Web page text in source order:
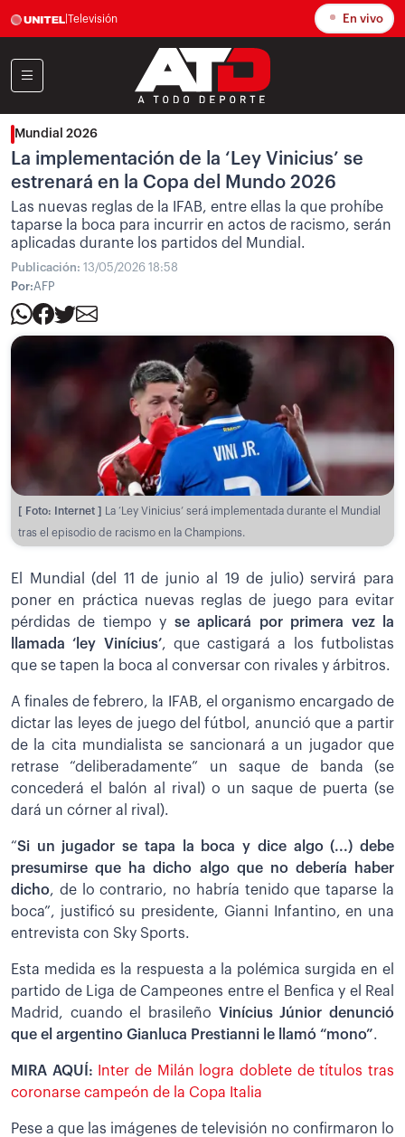
Televisión En vivo
Mundial 2026
La implementación de la ‘Ley Vinicius’ se
estrenará en la Copa del Mundo 2026
Las nuevas reglas de la IFAB, entre ellas la que prohíbe
taparse la boca para incurrir en actos de racismo, serán
aplicadas durante los partidos del Mundial.
Publicación: 13/05/2026 18:58
Por:AFP
[ Foto: Internet ]
La ‘Ley Vinicius’ será implementada durante el Mundial
tras el episodio de racismo en la Champions.
El Mundial (del 11 de junio al 19 de julio) servirá para
poner en práctica nuevas reglas de juego para evitar
pérdidas de tiempo y se aplicará por primera vez la
llamada ‘ley Vinícius’, que castigará a los futbolistas
que se tapen la boca al conversar con rivales y árbitros.
A finales de febrero, la IFAB, el organismo encargado de
dictar las leyes de juego del fútbol, anunció que a partir
de la cita mundialista se sancionará a un jugador que
retrase “deliberadamente” un saque de banda (se
concederá el balón al rival) o un saque de puerta (se
dará un córner al rival).
“Si un jugador se tapa la boca y dice algo (...) debe
presumirse que ha dicho algo que no debería haber
dicho, de lo contrario, no habría tenido que taparse la
boca”, justificó su presidente, Gianni Infantino, en una
entrevista con Sky Sports.
Esta medida es la respuesta a la polémica surgida en el
partido de Liga de Campeones entre el Benfica y el Real
Madrid, cuando el brasileño Vinícius Júnior denunció
que el argentino Gianluca Prestianni le llamó “mono”.
MIRA AQUÍ:
Inter de Milán logra doblete de títulos tras
coronarse campeón de la Copa Italia
Pese a que las imágenes de televisión no confirmaron lo